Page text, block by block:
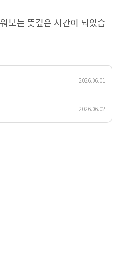
보는 뜻깊은 시간이 되었습
2026.06.01
2026.06.02